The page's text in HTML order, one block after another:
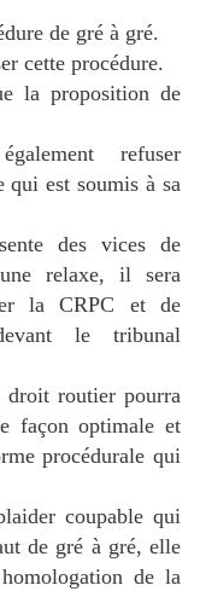
de gré à gré.
cette procédure.
la proposition de
refuser
qui est soumis à sa
des vices de
une relaxe, il sera
la CRPC et de
le tribunal
droit routier pourra
façon optimale et
procédurale qui
coupable qui
de gré à gré, elle
de la